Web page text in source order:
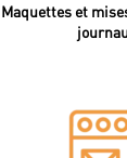
Maquettes et